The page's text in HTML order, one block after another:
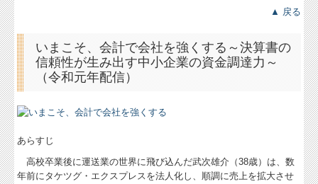
経営改善オンデマンド講座
円滑な事業承継を支援
お問合せ
▲ 戻る
いまこそ、会計で会社を強くする～決算書の
信頼性が生み出す中小企業の資金調達力～
（令和元年配信）
あらすじ
高校卒業後に運送業の世界に飛び込んだ武次雄介（38歳）は、数
年前にタケツグ・エクスプレスを法人化し、順調に売上を拡大させ